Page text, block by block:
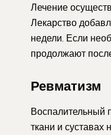
Лечение
Лекарство
недели. Если
продолжают
Ревматизм
Воспалительный
ткани и суставах